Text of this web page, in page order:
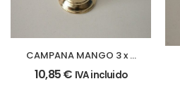
CAMPANA MANGO 3 x 6
10,85€ IVA incluido